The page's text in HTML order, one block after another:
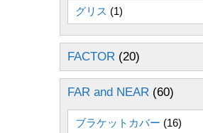
グリス (1)
FACTOR (20)
FAR and NEAR (60)
ブラケットカバー (16)